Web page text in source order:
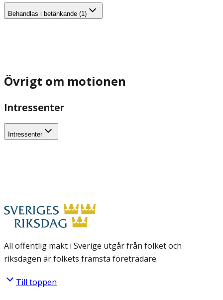
Behandlas i betänkande (1)
Övrigt om motionen
Intressenter
Intressenter
All offentlig makt i Sverige utgår från folket och
riksdagen är folkets främsta företrädare.
Till toppen